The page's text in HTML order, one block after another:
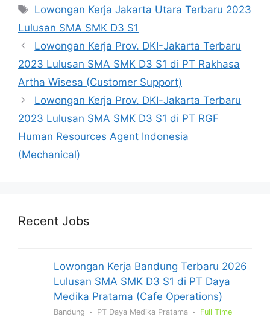
Tag
Lowongan Kerja Jakarta Utara Terbaru 2023
Lulusan SMA SMK D3 S1
Lowongan Kerja Prov. DKI-Jakarta Terbaru
2023 Lulusan SMA SMK D3 S1 di PT Rakhasa
Artha Wisesa (Customer Support)
Lowongan Kerja Prov. DKI-Jakarta Terbaru
2023 Lulusan SMA SMK D3 S1 di PT RGF
Human Resources Agent Indonesia
(Mechanical)
Recent Jobs
Lowongan Kerja Bandung Terbaru 2026
Lulusan SMA SMK D3 S1 di PT Daya
Medika Pratama (Cafe Operations)
Bandung PT Daya Medika Pratama Full Time